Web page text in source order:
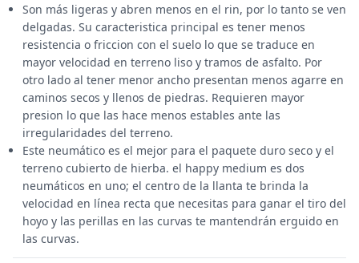
Son más ligeras y abren menos en el rin, por lo tanto se ven
delgadas. Su caracteristica principal es tener menos
resistencia o friccion con el suelo lo que se traduce en
mayor velocidad en terreno liso y tramos de asfalto. Por
otro lado al tener menor ancho presentan menos agarre en
caminos secos y llenos de piedras. Requieren mayor
presion lo que las hace menos estables ante las
irregularidades del terreno.
Este neumático es el mejor para el paquete duro seco y el
terreno cubierto de hierba. el happy medium es dos
neumáticos en uno; el centro de la llanta te brinda la
velocidad en línea recta que necesitas para ganar el tiro del
hoyo y las perillas en las curvas te mantendrán erguido en
las curvas.